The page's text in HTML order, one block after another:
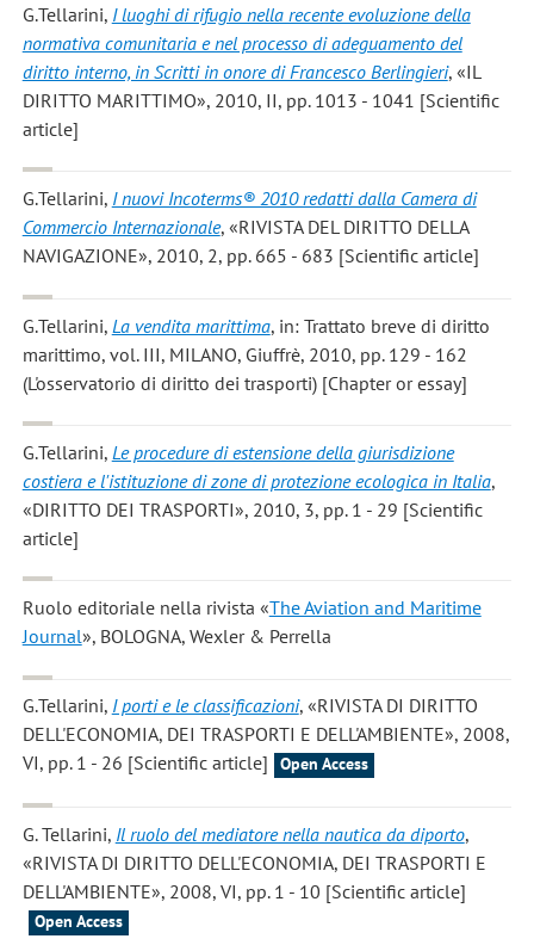
G.Tellarini, I luoghi di rifugio nella recente evoluzione della
normativa comunitaria e nel processo di adeguamento del
diritto interno, in Scritti in onore di Francesco Berlingieri, «IL
DIRITTO MARITTIMO», 2010, II, pp. 1013 - 1041 [Scientific
article]
G.Tellarini, I nuovi Incoterms® 2010 redatti dalla Camera di
Commercio Internazionale, «RIVISTA DEL DIRITTO DELLA
NAVIGAZIONE», 2010, 2, pp. 665 - 683 [Scientific article]
G.Tellarini, La vendita marittima, in: Trattato breve di diritto
marittimo, vol. III, MILANO, Giuffrè, 2010, pp. 129 - 162
(L'osservatorio di diritto dei trasporti) [Chapter or essay]
G.Tellarini, Le procedure di estensione della giurisdizione
costiera e l'istituzione di zone di protezione ecologica in Italia,
«DIRITTO DEI TRASPORTI», 2010, 3, pp. 1 - 29 [Scientific
article]
Ruolo editoriale nella rivista «The Aviation and Maritime
Journal», BOLOGNA, Wexler & Perrella
G.Tellarini, I porti e le classificazioni, «RIVISTA DI DIRITTO
DELL'ECONOMIA, DEI TRASPORTI E DELL'AMBIENTE», 2008,
VI, pp. 1 - 26 [Scientific article]
Open Access
G. Tellarini, Il ruolo del mediatore nella nautica da diporto,
«RIVISTA DI DIRITTO DELL'ECONOMIA, DEI TRASPORTI E
DELL'AMBIENTE», 2008, VI, pp. 1 - 10 [Scientific article]
Open Access